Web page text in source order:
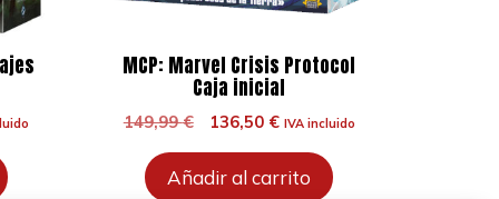
MCP: Marvel Crisis Protocol
Caja inicial
149,99€
El
original
era:
136,50 €El
actual
es:
IVA incluido
Añadir al carrito